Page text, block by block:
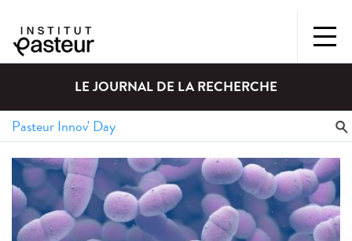
LE JOURNAL DE LA RECHERCHE